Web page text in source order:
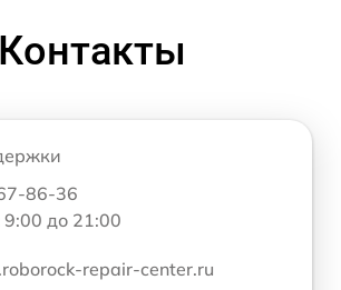
Контакты
86-36
до 21:00
repair-center.ru